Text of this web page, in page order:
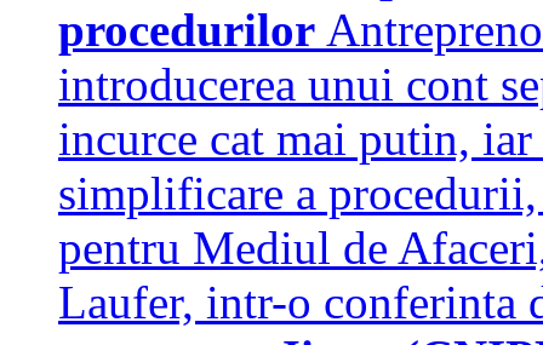
procedurilor
introducerea unui cont
incurce cat mai putin,
simplificare a
pentru Mediul de
Laufer, intr-o